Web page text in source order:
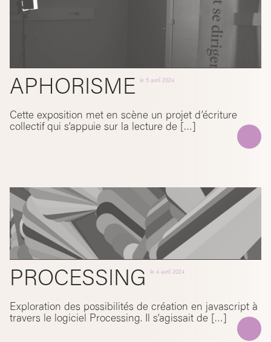
APHORISME le 5 avril 2024
Cette exposition met en scène un projet d’écriture
collectif qui s’appuie sur la lecture de […]
PROCESSING le4 avril 2024
Exploration des possibilités de création en javascript à
travers le logiciel Processing. Il s’agissait de […]